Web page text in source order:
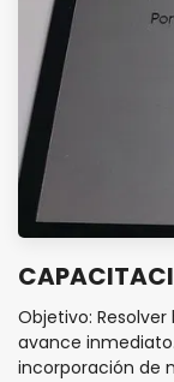
Objetivo:
avance
incorporación de